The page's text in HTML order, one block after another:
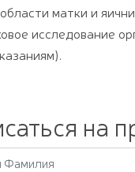
матки и
исследование
на